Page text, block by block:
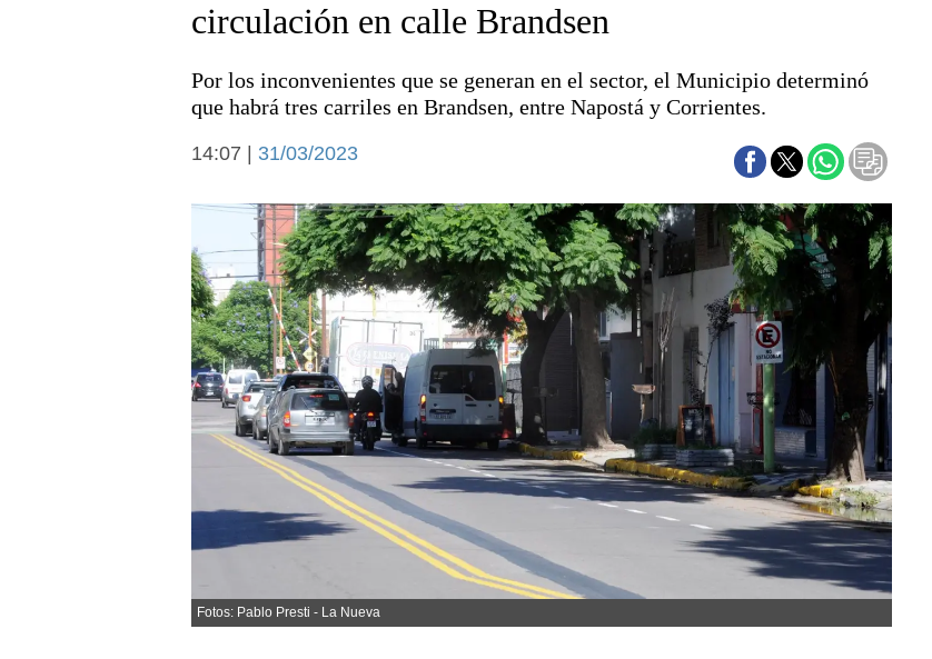
Seguridad
Deportes
Escenario Olímpico
Liga del Sur
Federal A
Arte y cultura
Aplausos
Cines
Economía y campo
Economía y finanzas
Con el campo
Espacio empresas
Sociedad y tiempo libre
Sociedad
Tecnología
Turismo
Salud
El tiempo
Fúnebres
circulación en calle Brandsen
Por los inconvenientes que se generan en el sector, el Municipio determinó
que habrá tres carriles en Brandsen, entre Napostá y Corrientes.
14:07 | 31/03/2023
Fotos: Pablo Presti - La Nueva